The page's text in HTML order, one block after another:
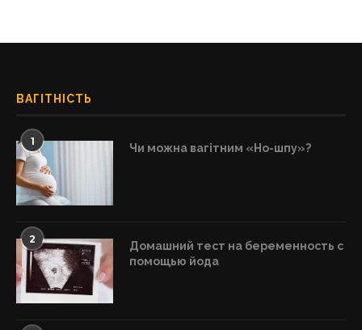
ВАГІТНІСТЬ
1 Чи можна вагітним «Но-шпу»?
2
Домашний тест на беременность с
помощью йода